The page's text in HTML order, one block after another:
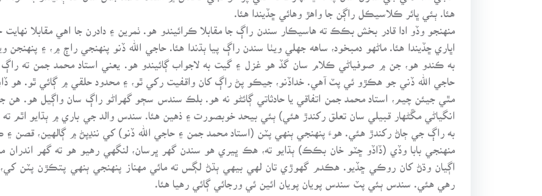
هئا. ٻئي ڀائر ڪلاسيڪل راڳن جا واهڙ وهائي ڇڏيندا هئا.
منهنجو وڏو ادا قادر بخش بڪڪ ته هاسيڪار سندن راڳ جا مقابلا ڪرائيندو هو. ٺمرين ۽ دادرن جا اهي مقابلا
اڀاري ڇڏيندا هئا. ماڻهو دمبخود، ساهه جهلي ويٺا سندن راڳ پيا ٻڌندا هئا. حاجي الله ڏنو پنهنجي راڄ ۾، ۽
به ڪندو هو، جن ۾ صوفياڻي ڪلام سان گڏ هو غزل ۽ گيت به لاجواب ڳائيندو هو. يعني استاد محمد جمن ته راڳ
حاجي الله ڏني جو هڪڙو ئي پٽ آهي. خداڏنو، جيڪو پڻ راڳ کان واقفيت رکي ٿو، ۽ محدود حلقي ۾ ڳائي ٿو. هو
مٿي جيئن چيم، استاد محمد جمن اتفاقي يا حادثاتي ڳائڻو نه هو. بلڪ سندس سڄو گهراڻو راڳ سان واڳيل هو.
انگياڻي مڱڻهار قبيلي سان تعلق رکندڙ هئي) ٻئي بيحد خوبصورت ۽ ذهين هئا. سندس والد جي باري ۾ ٻڌايو اٿم ته
به راڳ جي ڄاڻ رکندڙ هئي. هوءَ پنهنجي ٻنهي پٽن (استاد محمد جمن ۽ حاجي الله ڏنو) کي ننڍپڻ ۾ ڳالهين، قصن
منهنجي بابا وڏي (ڏاڏو ڇٽو خان بڪڪ) ٻڌايو ته، هڪ ڀيري هو سندن گهر ڀرسان، لنگهي رهيو هو ته گهر اندران
اڳيان وڌڻ کان روڪي ڇڏيو. هڪدم گهوڙي تان لهي بيهي ٻڌڻ لڳس ته مائي مهناز پنهنجي ٻنهي پتڪڙن پٽن کي،
رهي هئي. سندس ٻئي پٽ سندس پويان پويان ائين ئي ورجائي ڳائي رهيا هئا.